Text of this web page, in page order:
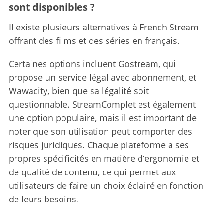
sont disponibles ?
Il existe plusieurs alternatives à French Stream
offrant des films et des séries en français.
Certaines options incluent Gostream, qui
propose un service légal avec abonnement, et
Wawacity, bien que sa légalité soit
questionnable. StreamComplet est également
une option populaire, mais il est important de
noter que son utilisation peut comporter des
risques juridiques. Chaque plateforme a ses
propres spécificités en matière d’ergonomie et
de qualité de contenu, ce qui permet aux
utilisateurs de faire un choix éclairé en fonction
de leurs besoins.